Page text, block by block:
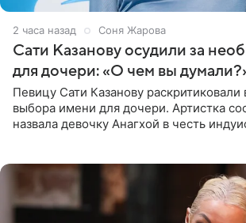
2 часа назад Соня Жарова
Сати Казанову осудили за
для дочери: «О чем вы
Певицу Сати Казанову раскритиковали
выбора имени для дочери. Артистка
назвала девочку Анагхой в честь